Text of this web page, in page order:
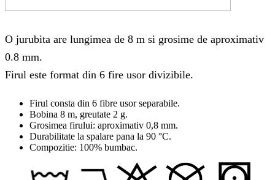
O jurubita are lungimea de 8 m si grosime de aproximativ
0.8 mm.
Firul este format din 6 fire usor divizibile.
Firul consta din 6 fibre usor separabile.
Bobina 8 m, greutate 2 g.
Grosimea firului: aproximativ 0,8 mm.
Durabilitate la spalare pana la 90 °C.
Compozitie: 100% bumbac.